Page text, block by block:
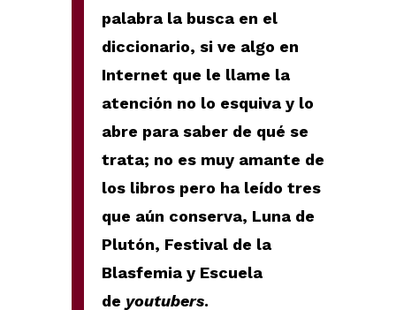
palabra la busca en el
diccionario, si ve algo en
Internet que le llame la
atención no lo esquiva y lo
abre para saber de qué se
trata; no es muy amante de
los libros pero ha leído tres
que aún conserva, Luna de
Plutón, Festival de la
Blasfemia y Escuela
de youtubers.